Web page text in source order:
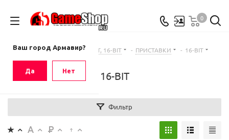
Ваш город Армавир?
Да Нет
0
Главная - Каталог - 8-BIT, 16-BIT - ПРИСТАВКИ - 16-BIT
16-BIT
Фильтр